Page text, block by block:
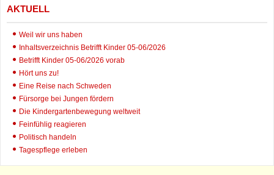
AKTUELL
Weil wir uns haben
Inhaltsverzeichnis Betrifft Kinder 05-06/2026
Betrifft Kinder 05-06/2026 vorab
Hört uns zu!
Eine Reise nach Schweden
Fürsorge bei Jungen fördern
Die Kindergartenbewegung weltweit
Feinfühlig reagieren
Politisch handeln
Tagespflege erleben